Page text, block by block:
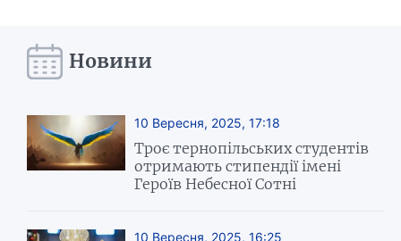
Новини
10 Вересня, 2025, 17:18
Троє тернопільських студентів
отримають стипендії імені
Героїв Небесної Сотні
10 Вересня, 2025, 16:25